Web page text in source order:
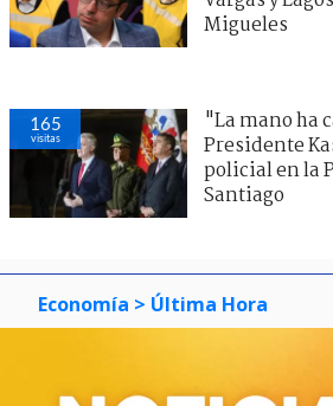
Migueles
165
visitas
"La mano ha
Presidente
policial en la
Santiago
Economía > Última Hora